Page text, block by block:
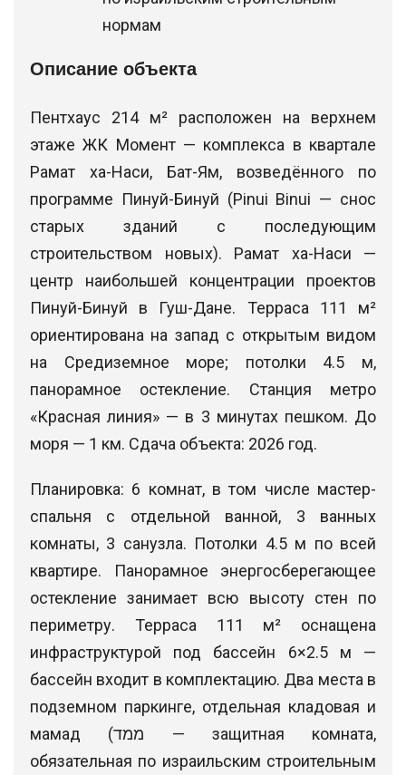
нормам
Описание объекта
Пентхаус 214 м² расположен на верхнем
этаже ЖК Момент — комплекса в квартале
Рамат ха-Наси, Бат-Ям, возведённого по
программе Пинуй-Бинуй (Pinui Binui — снос
старых зданий с последующим
строительством новых). Рамат ха-Наси —
центр наибольшей концентрации проектов
Пинуй-Бинуй в Гуш-Дане. Терраса 111 м²
ориентирована на запад с открытым видом
на Средиземное море; потолки 4.5 м,
панорамное остекление. Станция метро
«Красная линия» — в 3 минутах пешком. До
моря — 1 км. Сдача объекта: 2026 год.
Планировка: 6 комнат, в том числе мастер-
спальня с отдельной ванной, 3 ванных
комнаты, 3 санузла. Потолки 4.5 м по всей
квартире. Панорамное энергосберегающее
остекление занимает всю высоту стен по
периметру. Терраса 111 м² оснащена
инфраструктурой под бассейн 6×2.5 м —
бассейн входит в комплектацию. Два места в
подземном паркинге, отдельная кладовая и
мамад (ממד — защитная комната,
обязательная по израильским строительным